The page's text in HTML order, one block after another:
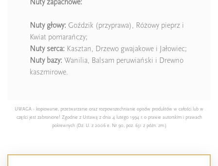
Nuty zapachowe:
Nuty głowy: Goździk (przyprawa), Różowy pieprz i
Kwiat pomarańczy;
Nuty serca: Kasztan, Drzewo gwajakowe i Jałowiec;
Nuty bazy: Wanilia, Balsam peruwiański i Drewno
kaszmirowe.
UWAGA - kopiowanie, przetwarzanie oraz rozpowszechnianie opisów produktów w całości lub w
części jest zabronione! Zgodnie z Ustawą z dnia 4 lutego 1994 r. o prawie autorskim i prawach
pokrewnych (Dz. U. z 2006 e. Nr 90, poz. 631 z późn. zm.)